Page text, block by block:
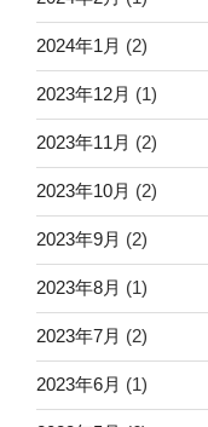
2024年1月 (2)
2023年12月 (1)
2023年11月 (2)
2023年10月 (2)
2023年9月 (2)
2023年8月 (1)
2023年7月 (2)
2023年6月 (1)